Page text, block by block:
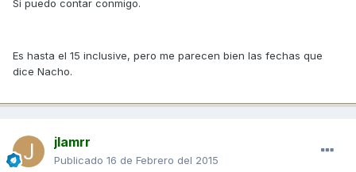
Si puedo contar conmigo.
Es hasta el 15 inclusive, pero me parecen bien las fechas que
dice Nacho.
jlamrr
Publicado 16 de Febrero del 2015